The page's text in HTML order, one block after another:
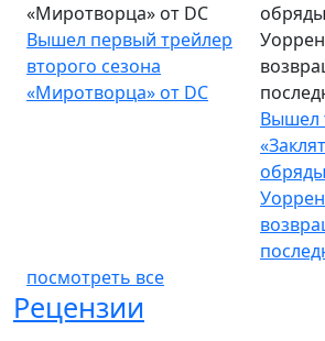
«Миротворца» от DC
Вышел первый трейлер
второго сезона
«Миротворца» от DC
Вышел
посмотреть все
Рецензии